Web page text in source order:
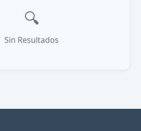
🔍
Sin Resultados